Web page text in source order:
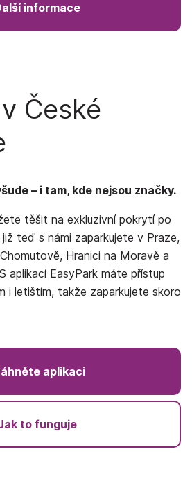
informace
České
– i tam, kde nejsou značky.
těšit na exkluzivní pokrytí po
již teď s námi zaparkujete v Praze,
Hranici na Moravě a
aplikací EasyPark máte přístup
i letištím, takže zaparkujete skoro
aplikaci
to funguje